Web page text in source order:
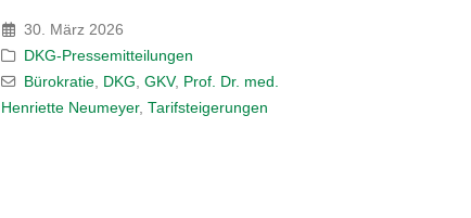
DKG-Pressemitteilungen
DKG,KHAG,Krankenhausreform
Leistungsgruppen,PPUG, Prof. Dr. med.
Henriette Neumeyer